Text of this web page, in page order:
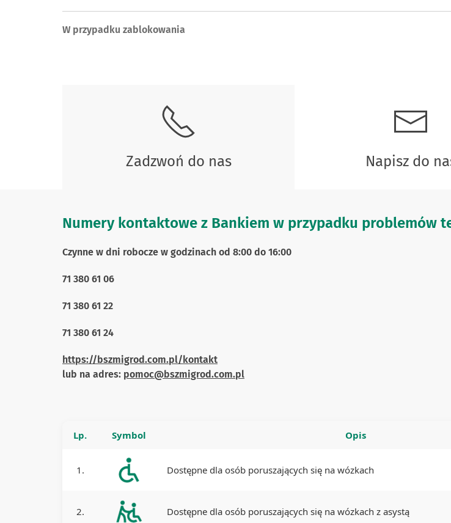
W przypadku zablokowania
Zadzwoń do nas Napisz do
Numery kontaktowe z Bankiem w przypadku problemów
Czynne w dni robocze w godzinach od 8:00 do 16:00
71 380 61 06
71 380 61 22
71 380 61 24
https://bszmigrod.com.pl/kontakt
lub na adres: pomoc@bszmigrod.com.pl
Lp. Symbol Opis
1. Dostępne dla osób poruszających się na wózkach
2. Dostępne dla osób poruszających się na wózkach z asystą